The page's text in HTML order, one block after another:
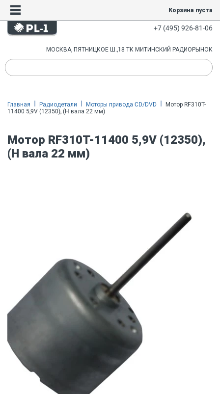
Корзина пуста
+7 (495) 926-81-06
МОСКВА, ПЯТНИЦКОЕ Ш.,18 ТК МИТИНСКИЙ РАДИОРЫНОК
Главная Радиодетали Моторы привода CD/DVD
Мотор RF310T-
11400 5,9V (12350), (H вала 22 мм)
Мотор RF310T-11400 5,9V (12350),
(H вала 22 мм)